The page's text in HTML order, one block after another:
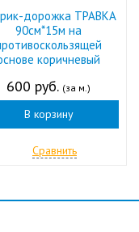
дорожка ТРАВКА
90см*15м на
коричневый
600 руб. (за м.)
В корзину
Сравнить